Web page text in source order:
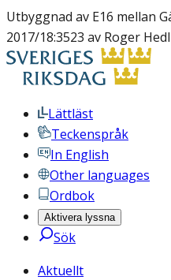
Utbyggnad av E16 mellan
2017/18:3523 av Roger
Lättläst
Teckenspråk
In English
Other languages
Ordbok
Aktivera lyssna
Sök
Aktuellt